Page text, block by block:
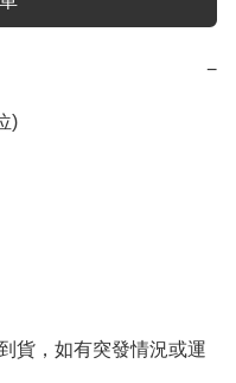
−
)
貨，如有突發情況或運